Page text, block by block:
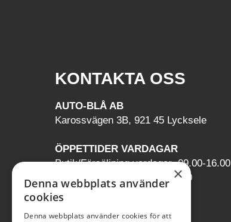
KONTAKTA OSS
AUTO-BLÅ AB
Karossvägen 3B, 921 45 Lycksele
ÖPPETTIDER VARDAGAR
Butik/Försäljning vardagar 09.00-16.00
Verkstad vardagar 07.00-16.00
Röda dagar stängt
0950-12081
×
Denna webbplats använder
cookies
Denna webbplats använder cookies för att